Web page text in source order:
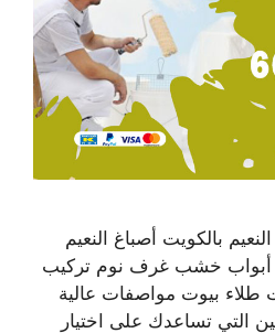
بالكويت أصباغ النعيم
أبواب خشب غرف نوم تركيب
طلاء بيوت مواصفات عالية
التي تساعدك على اختيار